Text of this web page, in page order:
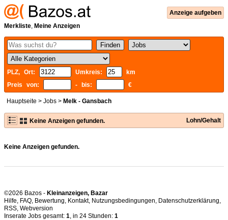
Anzeige aufgeben
Merkliste, Meine Anzeigen
PLZ, Ort: Umkreis:
km
Preis von:
- bis: €
Hauptseite > Jobs > Melk - Gansbach
Keine Anzeigen gefunden. Lohn/Gehalt
Keine Anzeigen gefunden.
©2026 Bazos - Kleinanzeigen, Bazar
Hilfe, FAQ, Bewertung, Kontakt, Nutzungsbedingungen, Datenschutzerklärung,
RSS,
Inserate Jobs gesamt: 1, in 24 Stunden: 1